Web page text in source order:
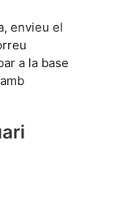
envieu el
a la base